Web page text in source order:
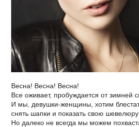
Весна! Весна! Весна!
Все оживает, пробуждается от зимней
И мы, девушки-женщины, хотим
снять шапки и показать свою
Но далеко не всегда мы можем